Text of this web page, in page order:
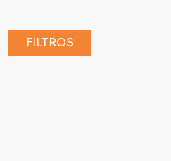
FILTROS